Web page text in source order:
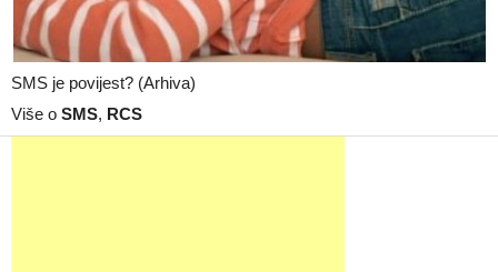
SMS je povijest? (Arhiva)
Više o SMS, RCS